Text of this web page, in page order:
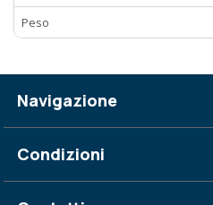
Peso
Navigazione
Condizioni